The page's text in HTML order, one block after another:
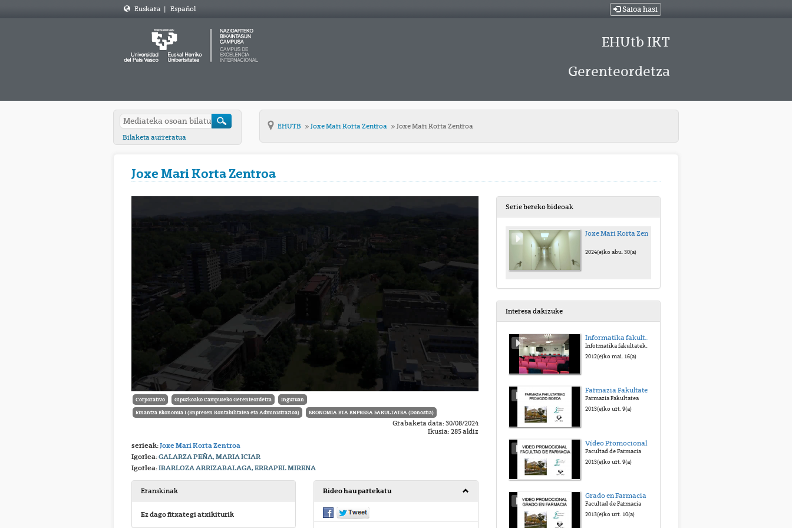
Euskara | Español Saioa hasi
EHUtb IKT
Gerenteordetza
Bilaketa aurreratua
EHUTB Joxe Mari Korta Zentroa Joxe Mari Korta Zentroa
Joxe Mari Korta Zentroa
Corporativo Gipuzkoako Campuseko Gerenteordetza Inguruan
Finantza Ekonomia I (Enpresen Kontabilitatea eta Administrazioa) EKONOMIA ETA ENPRESA FAKULTATEA (Donostia)
Grabaketa data: 30/08/2024
Ikusia: 285 aldiz
serieak:Joxe Mari Korta Zentroa
Igorlea:GALARZA PEÑA, MARIA ICIAR
Igorlea:IBARLOZA ARRIZABALAGA, ERRAPEL MIRENA
Eranskinak
Ez dago fitxategi atxikiturik
Bideo hau partekatu
Serie bereko bideoak
Joxe Mari Korta Zentroa
2024(e)ko abu. 30(a)
Interesa dakizuke
Informatika fakultateko bisita birtuala
2012(e)ko mai. 16(a)
Farmazia Fakultateko Promozio Bideoa
Farmazia Fakultatea
2013(e)ko urt. 9(a)
Facultad de Farmacia
2013(e)ko urt. 9(a)
Grado en Farmacia
Facultad de Farmacia
2013(e)ko urt. 10(a)